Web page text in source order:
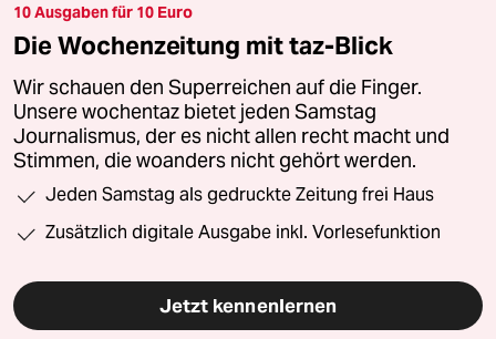
10 Ausgaben für 10 Euro
Die Wochenzeitung mit taz-Blick
Wir schauen den Superreichen auf die Finger.
Unsere wochentaz bietet jeden Samstag
Journalismus, der es nicht allen recht macht und
Stimmen, die woanders nicht gehört werden.
Jeden Samstag als gedruckte Zeitung frei Haus
Zusätzlich digitale Ausgabe inkl. Vorlesefunktion
Jetzt kennenlernen